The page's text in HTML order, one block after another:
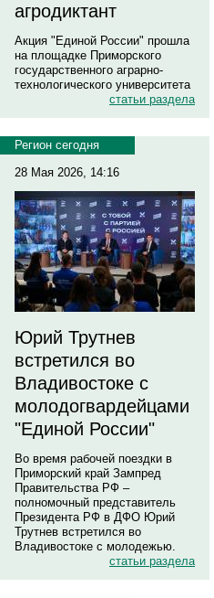
агродиктант
Акция "Единой России" прошла
на площадке Приморского
государственного аграрно-
технологического университета
статьи раздела
Регион сегодня
28 Мая 2026, 14:16
Юрий Трутнев
встретился во
Владивостоке с
молодогвардейцами
"Единой России"
Во время рабочей поездки в
Приморский край Зампред
Правительства РФ –
полномочный представитель
Президента РФ в ДФО Юрий
Трутнев встретился во
Владивостоке с молодежью.
статьи раздела